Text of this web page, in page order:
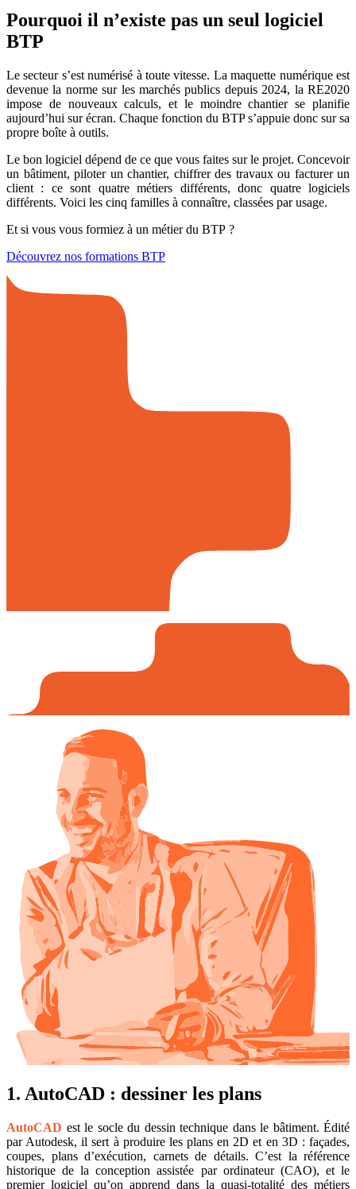
Pourquoi il n’existe pas un seul logiciel
BTP
Le secteur s’est numérisé à toute vitesse. La maquette numérique est
devenue la norme sur les marchés publics depuis 2024, la RE2020
impose de nouveaux calculs, et le moindre chantier se planifie
aujourd’hui sur écran. Chaque fonction du BTP s’appuie donc sur sa
propre boîte à outils.
Le bon logiciel dépend de ce que vous faites sur le projet. Concevoir
un bâtiment, piloter un chantier, chiffrer des travaux ou facturer un
client : ce sont quatre métiers différents, donc quatre logiciels
différents. Voici les cinq familles à connaître, classées par usage.
Et si vous vous formiez à un métier du BTP ?
Découvrez nos formations BTP
1. AutoCAD : dessiner les plans
AutoCAD est le socle du dessin technique dans le bâtiment. Édité
par Autodesk, il sert à produire les plans en 2D et en 3D : façades,
coupes, plans d’exécution, carnets de détails. C’est la référence
historique de la conception assistée par ordinateur (CAO), et le
premier logiciel qu’on apprend dans la quasi-totalité des métiers